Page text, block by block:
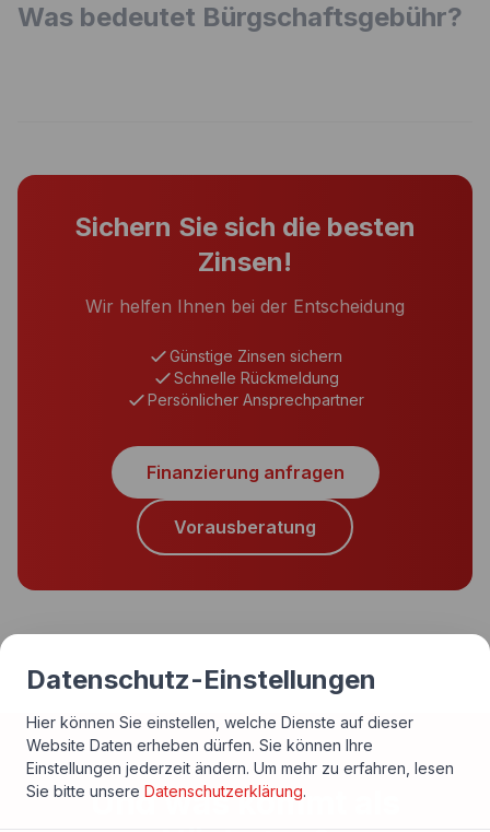
Was bedeutet Bürgschaftsgebühr?
Sichern Sie sich die besten
Zinsen!
Wir helfen Ihnen bei der Entscheidung
Günstige Zinsen sichern
Schnelle Rückmeldung
Persönlicher Ansprechpartner
Finanzierung anfragen
Vorausberatung
Und was kommt als
Datenschutz-Einstellungen
Hier können Sie einstellen, welche Dienste auf dieser
Website Daten erheben dürfen. Sie können Ihre
Einstellungen jederzeit ändern. Um mehr zu erfahren, lesen
Sie bitte unsere Datenschutzerklärung.